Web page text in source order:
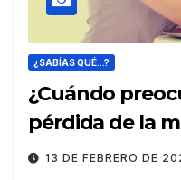
¿SABÍAS QUÉ...?
¿Cuándo
pérdida de la
13 DE FEBRERO DE